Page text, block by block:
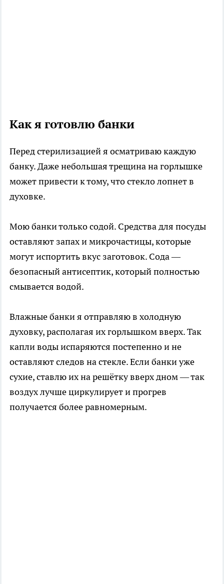
Как я готовлю банки
Перед стерилизацией я осматриваю каждую
банку. Даже небольшая трещина на горлышке
может привести к тому, что стекло лопнет в
духовке.
Мою банки только содой. Средства для посуды
оставляют запах и микрочастицы, которые
могут испортить вкус заготовок. Сода —
безопасный антисептик, который полностью
смывается водой.
Влажные банки я отправляю в холодную
духовку, располагая их горлышком вверх. Так
капли воды испаряются постепенно и не
оставляют следов на стекле. Если банки уже
сухие, ставлю их на решётку вверх дном — так
воздух лучше циркулирует и прогрев
получается более равномерным.